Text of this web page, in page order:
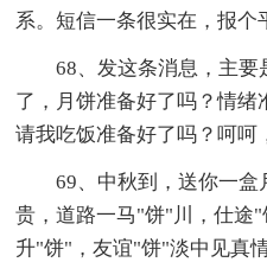
系。短信一条很实在，报个
68、发这条消息，主要
了，月饼准备好了吗？情绪
请我吃饭准备好了吗？呵呵
69、中秋到，送你一
贵，道路一马"饼"川，仕途
升"饼"，友谊"饼"淡中见真